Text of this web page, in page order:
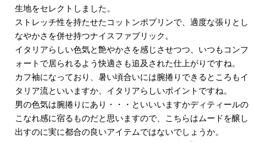
生地をセレクトしました。
ストレッチ性を持たせたコットンポプリンで、適度な張りとし
なやかさを併せ持つナイスファブリック。
イタリアらしい色気と艶やかさを感じさせつつ、いつもコンフ
ォートで居られるよう快適さも追及された仕上がりですね。
カフ袖になっており、暑い頃合いには腕捲りできるところもイ
タリア流といいますか、イタリアらしいポイントですね。
男の色気は腕捲りにあり・・・といいいますかディティールの
こなれ感に宿るものだと思いますので、こちらはムードを醸し
出すのに実に都合の良いアイテムではないでしょうか。